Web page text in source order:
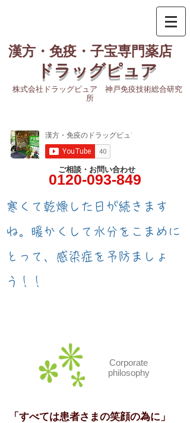
漢方・免疫・子宝専門薬店
ドラッグピュア
株式会社ドラッグピュア 神戸免疫技術総合研究
所
ご相談・お問い合わせ
0120-093-849
​寒くて乾燥した日が続きます
ね。暖かくして水分をこまめに
とって、感染症を予防ましょ
う！！
Corporate
philosophy
「すべては患者さまの笑顔の為に」